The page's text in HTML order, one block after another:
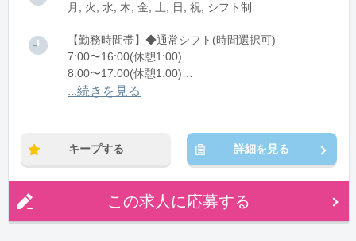
月, 火, 水, 木, 金, 土, 日, 祝, シフト制
【勤務時間帯】◆通常シフト(時間選択可)
7:00〜16:00(休憩1:00)
8:00〜17:00(休憩1:00)
12:00〜21:00(休憩1:00)
...続きを見る
キープする 詳細を見る
この求人に応募する